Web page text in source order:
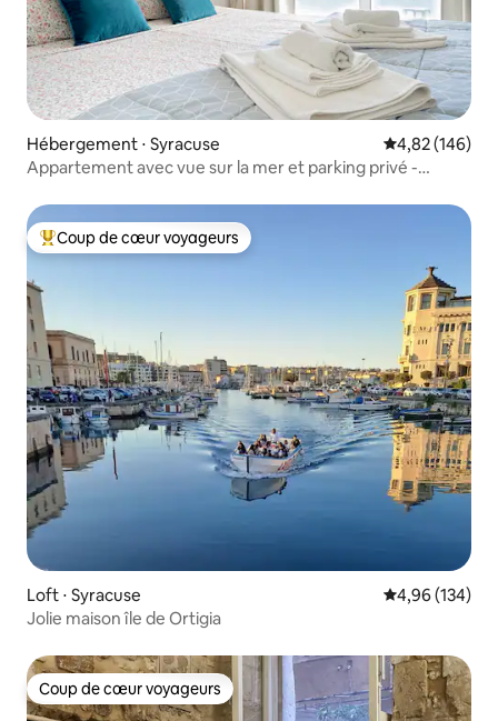
Hébergement ⋅ Syracuse Évaluation
4,82 (146)
Appartement avec vue sur la mer et parking privé -
Coups de cœur voyageurs les plus appréciés
Coup de cœur voyageurs
Loft ⋅ Syracuse Évaluation
4,96 (134)
Jolie maison île de Ortigia
Coup de cœur voyageurs
Coup de cœur voyageurs